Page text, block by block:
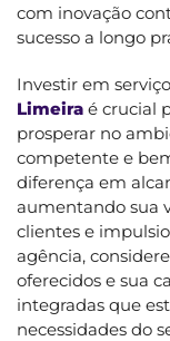
com inovação
sucesso a longo
Investir em
Limeira é crucial
prosperar no
competente e
diferença em
aumentando sua
clientes e
agência,
oferecidos e sua
integradas que
necessidades do